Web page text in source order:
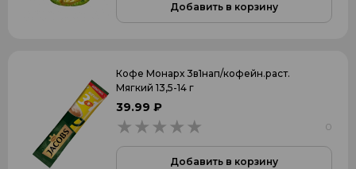
Добавить в корзину
Кофе Монарх 3в1нап/кофейн.раст.
Мягкий 13,5-14 г
39.99 ₽
0
Добавить в корзину